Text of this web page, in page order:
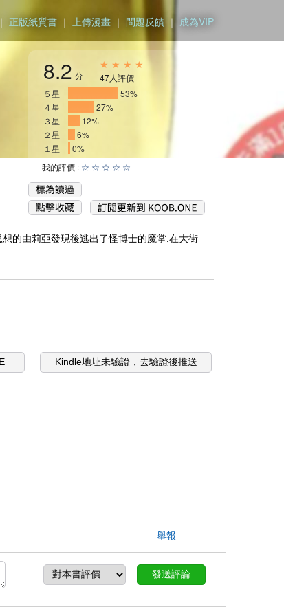
｜ 正版紙質書 ｜ 上傳漫畫 ｜ 問題反饋 ｜ 成為VIP
8.2 分
★ ★ ★ ★
47人評價
５星
53%
４星
27%
３星
12%
２星
6%
１星
0%
我的評價 : ☆ ☆ ☆ ☆ ☆
的由莉亞發現後逃出了怪博士的魔掌,在大街
Kindle地址未驗證，去驗證後推送
舉報
發送評論